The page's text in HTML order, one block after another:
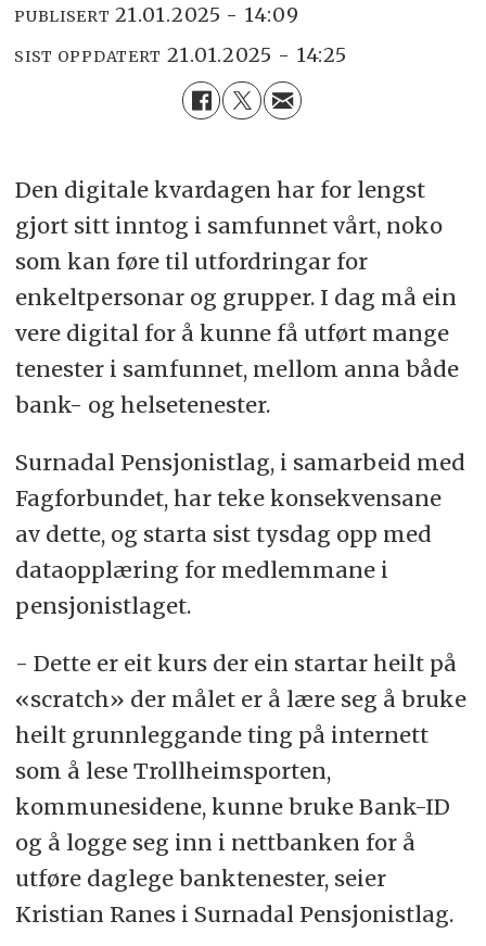
PUBLISERT 21.01.2025 - 14:09
SIST OPPDATERT 21.01.2025 - 14:25
Den digitale kvardagen har for lengst
gjort sitt inntog i samfunnet vårt, noko
som kan føre til utfordringar for
enkeltpersonar og grupper. I dag må ein
vere digital for å kunne få utført mange
tenester i samfunnet, mellom anna både
bank- og helsetenester.
Surnadal Pensjonistlag, i samarbeid med
Fagforbundet, har teke konsekvensane
av dette, og starta sist tysdag opp med
dataopplæring for medlemmane i
pensjonistlaget.
- Dette er eit kurs der ein startar heilt på
«scratch» der målet er å lære seg å bruke
heilt grunnleggande ting på internett
som å lese Trollheimsporten,
kommunesidene, kunne bruke Bank-ID
og å logge seg inn i nettbanken for å
utføre daglege banktenester, seier
Kristian Ranes i Surnadal Pensjonistlag.